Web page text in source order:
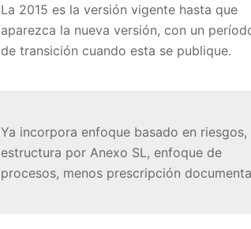
La 2015 es la versión vigente hasta que
aparezca la nueva versión, con un
de transición cuando esta se publique.
Ya incorpora enfoque basado en riesgos,
estructura por Anexo SL, enfoque de
procesos, menos prescripción